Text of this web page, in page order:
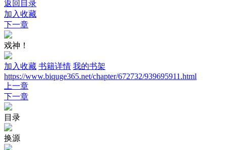
返回目录
加入收藏
下一章
戏神！
加入收藏 书籍详情 我的书架
https://www.biquge365.net/chapter/672732/939695911.html
上一章
下一章
目录
换源